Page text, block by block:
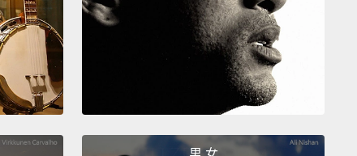
的很重要。我最好接一下這通電話。容我離開一下。
that turtlehead back in its shell and toot, scoot,
to the backyard.
You pop a squat and push it.
it real good.
And just when you think you've